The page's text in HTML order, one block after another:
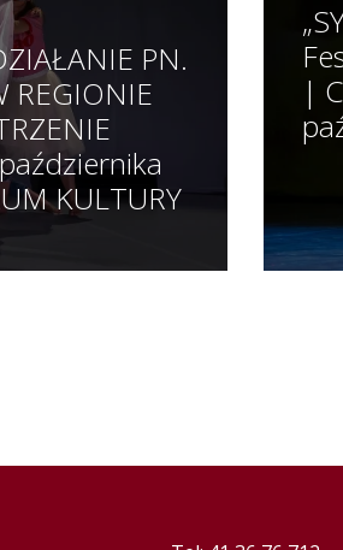
PN.
REGIONIE
KULTURY
|